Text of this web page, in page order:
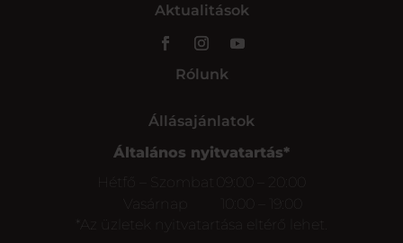
Aktualitások
Rólunk
Állásajánlatok
Általános nyitvatartás*
Hétfő – Szombat
09:00 – 20:00
Vasárnap
*Az üzletek nyitvatartása eltérő lehet.